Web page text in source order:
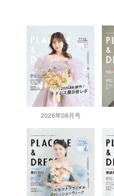
2026年08月号